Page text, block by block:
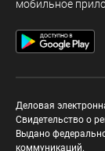
мобильное
Деловая
Свидетельство о
Выдано
коммуникаций.